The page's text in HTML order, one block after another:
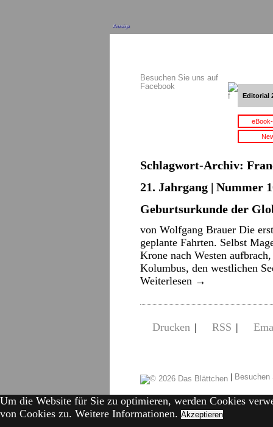
Anzeige
Besuchen Sie uns auf
Facebook
Editorial
Schlagwort-Archiv:
21. Jahrgang | Nummer
Geburtsurkunde der
von Wolfgang Brauer Die
geplante Fahrten. Selbst
Krone nach Westen
Kolumbus, den westlichen
Weiterlesen →
Drucken | RSS |
|
Um die Website für Sie zu optimieren, werden Cookies
von Cookies zu. Weitere Informationen. Akzeptieren